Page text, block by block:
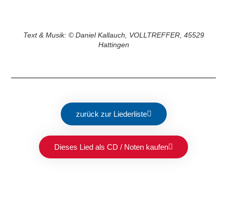
Text & Musik: © Daniel Kallauch, VOLLTREFFER, 45529
Hattingen
zurück zur Liederliste
Dieses Lied als CD / Noten kaufen